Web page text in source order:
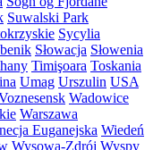
Suwalski Park
Sycylia
Słowacja Słowenia
Timişoara Toskania
Umag Urszulin USA
Wadowice
Warszawa
Euganejska Wiedeń
Wysowa-Zdrój Wyspy